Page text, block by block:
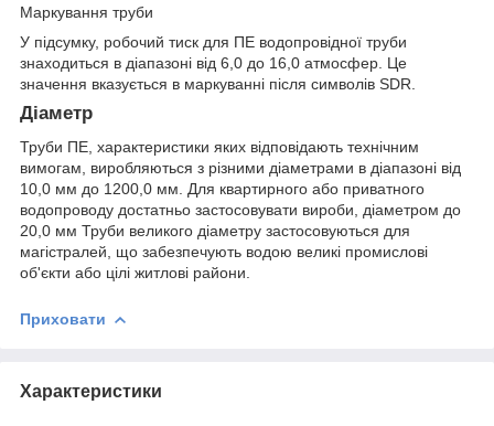
Маркування труби
У підсумку, робочий тиск для ПЕ водопровідної труби
знаходиться в діапазоні від 6,0 до 16,0 атмосфер. Це
значення вказується в маркуванні після символів SDR.
Діаметр
Труби ПЕ, характеристики яких відповідають технічним
вимогам, виробляються з різними діаметрами в діапазоні від
10,0 мм до 1200,0 мм. Для квартирного або приватного
водопроводу достатньо застосовувати вироби, діаметром до
20,0 мм Труби великого діаметру застосовуються для
магістралей, що забезпечують водою великі промислові
об'єкти або цілі житлові райони.
Приховати
Характеристики